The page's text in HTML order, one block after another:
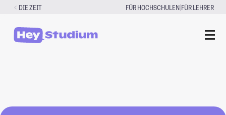
Zum
springen
DIE ZEIT FÜR HOCHSCHULEN|FÜR LEHRER